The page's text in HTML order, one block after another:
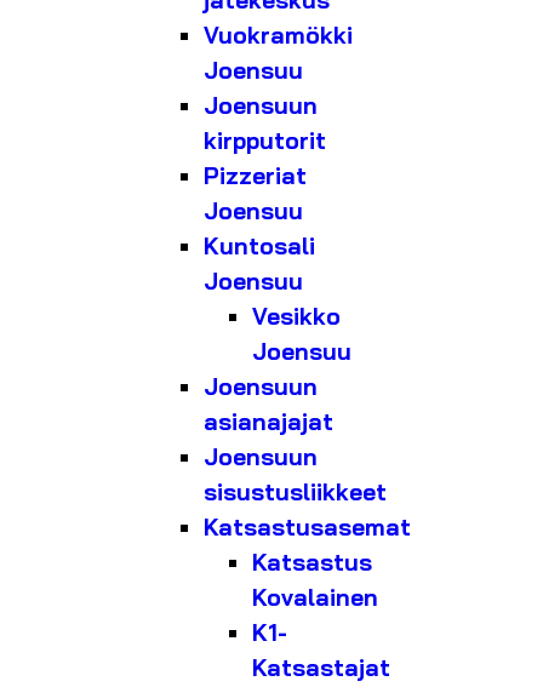
Vuokramökki
Joensuu
Joensuun
kirpputorit
Pizzeriat
Joensuu
Kuntosali
Joensuu
Vesikko
Joensuu
Joensuun
asianajajat
Joensuun
sisustusliikkeet
Katsastusasemat
Katsastus
Kovalainen
K1-
Katsastajat